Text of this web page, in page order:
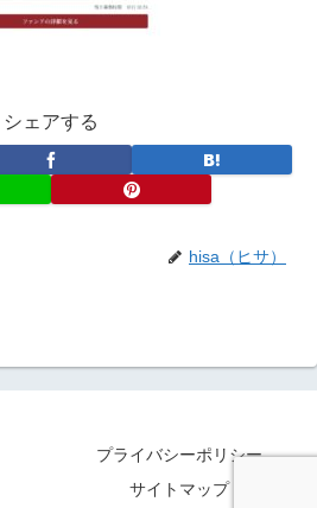
シェアする
hisa（ヒサ）
プライバシーポリシー
サイトマップ